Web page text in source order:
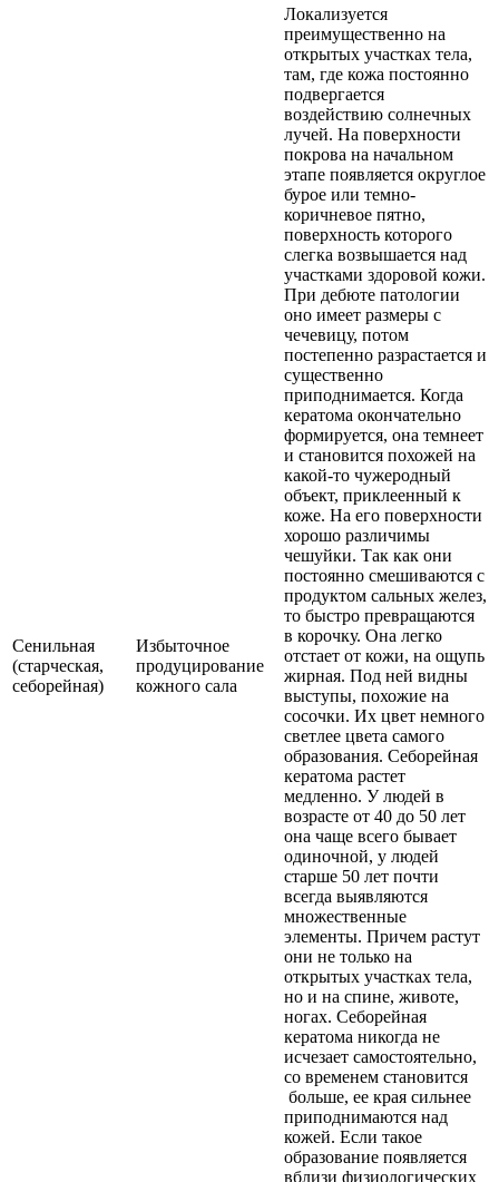
Сенильная
(старческая,
себорейная)
Избыточное
продуцирование
кожного сала
Локализуется
преимущественно на
открытых участках тела,
там, где кожа постоянно
подвергается
воздействию солнечных
лучей. На поверхности
покрова на начальном
этапе появляется округлое
бурое или темно-
коричневое пятно,
поверхность которого
слегка возвышается над
участками здоровой кожи.
При дебюте патологии
оно имеет размеры с
чечевицу, потом
постепенно разрастается и
существенно
приподнимается. Когда
кератома окончательно
формируется, она темнеет
и становится похожей на
какой-то чужеродный
объект, приклеенный к
коже. На его поверхности
хорошо различимы
чешуйки. Так как они
постоянно смешиваются с
продуктом сальных желез,
то быстро превращаются
в корочку. Она легко
отстает от кожи, на ощупь
жирная. Под ней видны
выступы, похожие на
сосочки. Их цвет немного
светлее цвета самого
образования. Себорейная
кератома растет
медленно. У людей в
возрасте от 40 до 50 лет
она чаще всего бывает
одиночной, у людей
старше 50 лет почти
всегда выявляются
множественные
элементы. Причем растут
они не только на
открытых участках тела,
но и на спине, животе,
ногах. Себорейная
кератома никогда не
исчезает самостоятельно,
со временем становится
больше, ее края сильнее
приподнимаются над
кожей. Если такое
образование появляется
вблизи физиологических